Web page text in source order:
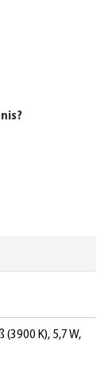
K), 5,7 W,